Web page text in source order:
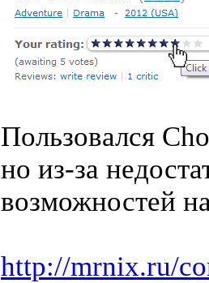
Пользовался
но из-за
возможностей
http://mrnix.ru/